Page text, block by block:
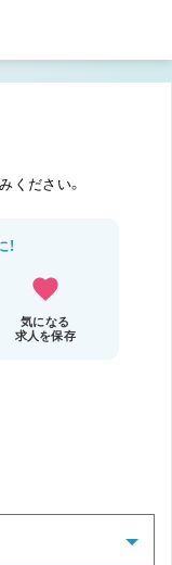
ください。
気になる
求人を保存